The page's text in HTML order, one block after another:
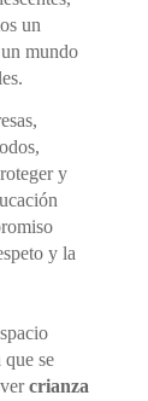
un
mundo
y
y la
se
crianza